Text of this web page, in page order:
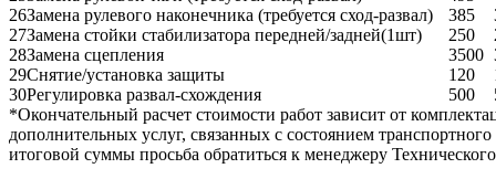
26Замена рулевого наконечника (требуется сход-развал) 385
27Замена стойки стабилизатора передней/задней(1шт) 250
28Замена сцепления 3500
29Снятие/установка защиты 120
30Регулировка развал-схождения 500
*Окончательный расчет стоимости работ зависит от
дополнительных услуг, связанных с состоянием
итоговой суммы просьба обратиться к менеджеру